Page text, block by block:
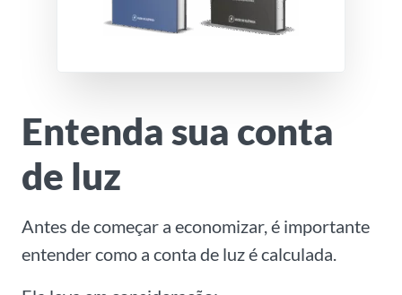
Entenda sua conta
de luz
Antes de começar a economizar, é importante
entender como a conta de luz é calculada.